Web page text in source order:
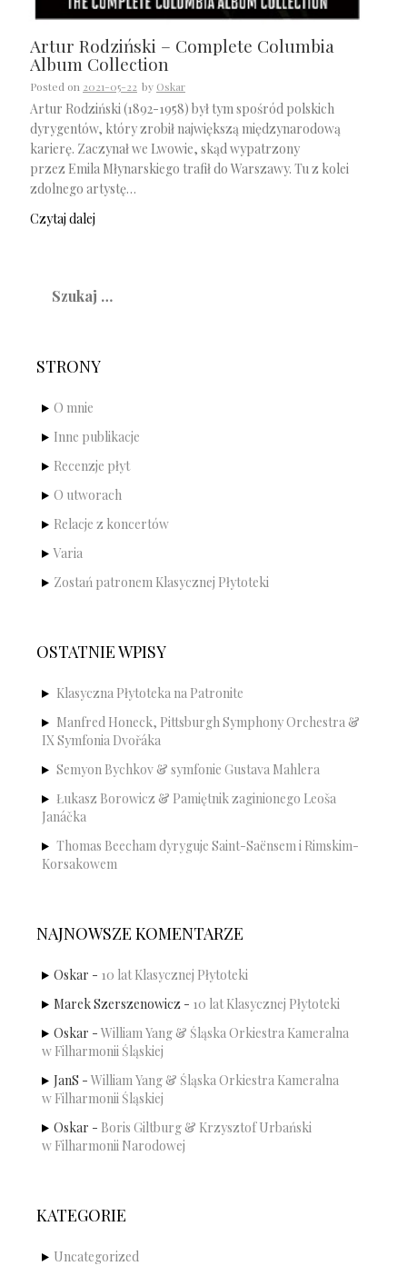
Artur Rodziński – Complete Columbia
Album Collection
Posted on 2021-05-22 by Oskar
Artur Rodziński (1892-1958) był tym spośród polskich
dyrygentów, który zrobił największą międzynarodową
karierę. Zaczynał we Lwowie, skąd wypatrzony
przez Emila Młynarskiego trafił do Warszawy. Tu z kolei
zdolnego artystę…
Czytaj dalej
STRONY
O mnie
Inne publikacje
Recenzje płyt
O utworach
Relacje z koncertów
Varia
Zostań patronem Klasycznej Płytoteki
OSTATNIE WPISY
Klasyczna Płytoteka na Patronite
Manfred Honeck, Pittsburgh Symphony Orchestra &
IX Symfonia Dvořáka
Semyon Bychkov & symfonie Gustava Mahlera
Łukasz Borowicz & Pamiętnik zaginionego Leoša
Janáčka
Thomas Beecham dyryguje Saint-Saënsem i Rimskim-
Korsakowem
NAJNOWSZE KOMENTARZE
Oskar - 10 lat Klasycznej Płytoteki
Marek Szerszenowicz - 10 lat Klasycznej Płytoteki
Oskar - William Yang & Śląska Orkiestra Kameralna
w Filharmonii Śląskiej
JanS - William Yang & Śląska Orkiestra Kameralna
w Filharmonii Śląskiej
Oskar - Boris Giltburg & Krzysztof Urbański
w Filharmonii Narodowej
KATEGORIE
Uncategorized